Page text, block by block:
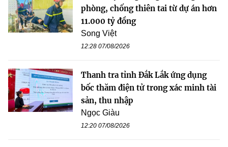
phòng, chống thiên tai từ dự án hơn
11.000 tỷ đồng
Song Việt
12:28 07/08/2026
Thanh tra tỉnh Đắk Lắk ứng dụng
bốc thăm điện tử trong xác minh tài
sản, thu nhập
Ngọc Giàu
12:20 07/08/2026